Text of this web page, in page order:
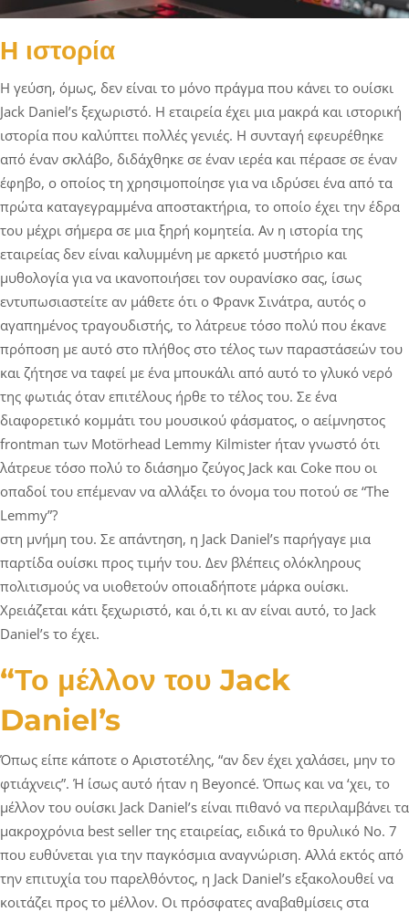
Η ιστορία
Η γεύση, όμως, δεν είναι το μόνο πράγμα που κάνει το ουίσκι
Jack Daniel’s ξεχωριστό. Η εταιρεία έχει μια μακρά και ιστορική
ιστορία που καλύπτει πολλές γενιές. Η συνταγή εφευρέθηκε
από έναν σκλάβο, διδάχθηκε σε έναν ιερέα και πέρασε σε έναν
έφηβο, ο οποίος τη χρησιμοποίησε για να ιδρύσει ένα από τα
πρώτα καταγεγραμμένα αποστακτήρια, το οποίο έχει την έδρα
του μέχρι σήμερα σε μια ξηρή κομητεία. Αν η ιστορία της
εταιρείας δεν είναι καλυμμένη με αρκετό μυστήριο και
μυθολογία για να ικανοποιήσει τον ουρανίσκο σας, ίσως
εντυπωσιαστείτε αν μάθετε ότι ο Φρανκ Σινάτρα, αυτός ο
αγαπημένος τραγουδιστής, το λάτρευε τόσο πολύ που έκανε
πρόποση με αυτό στο πλήθος στο τέλος των παραστάσεών του
και ζήτησε να ταφεί με ένα μπουκάλι από αυτό το γλυκό νερό
της φωτιάς όταν επιτέλους ήρθε το τέλος του. Σε ένα
διαφορετικό κομμάτι του μουσικού φάσματος, ο αείμνηστος
frontman των Motörhead Lemmy Kilmister ήταν γνωστό ότι
λάτρευε τόσο πολύ το διάσημο ζεύγος Jack και Coke που οι
οπαδοί του επέμεναν να αλλάξει το όνομα του ποτού σε “The
Lemmy”?
στη μνήμη του. Σε απάντηση, η Jack Daniel’s παρήγαγε μια
παρτίδα ουίσκι προς τιμήν του. Δεν βλέπεις ολόκληρους
πολιτισμούς να υιοθετούν οποιαδήποτε μάρκα ουίσκι.
Χρειάζεται κάτι ξεχωριστό, και ό,τι κι αν είναι αυτό, το Jack
Daniel’s το έχει.
“Το μέλλον του Jack
Daniel’s
Όπως είπε κάποτε ο Αριστοτέλης, “αν δεν έχει χαλάσει, μην το
φτιάχνεις”. Ή ίσως αυτό ήταν η Beyoncé. Όπως και να ‘χει, το
μέλλον του ουίσκι Jack Daniel’s είναι πιθανό να περιλαμβάνει τα
μακροχρόνια best seller της εταιρείας, ειδικά το θρυλικό No. 7
που ευθύνεται για την παγκόσμια αναγνώριση. Αλλά εκτός από
την επιτυχία του παρελθόντος, η Jack Daniel’s εξακολουθεί να
κοιτάζει προς το μέλλον. Οι πρόσφατες αναβαθμίσεις στα